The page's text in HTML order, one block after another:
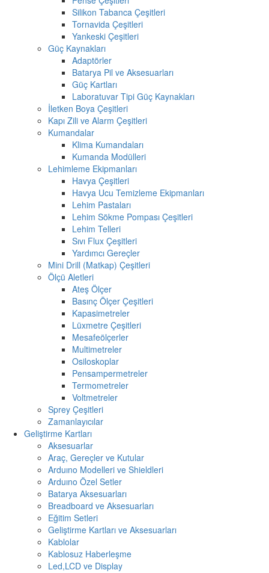
Silikon Tabanca Çeşitleri
Tornavida Çeşitleri
Yankeski Çeşitleri
Güç Kaynakları
Adaptörler
Batarya Pil ve Aksesuarları
Güç Kartları
Laboratuvar Tipi Güç Kaynakları
İletken Boya Çeşitleri
Kapı Zili ve Alarm Çeşitleri
Kumandalar
Klima Kumandaları
Kumanda Modülleri
Lehimleme Ekipmanları
Havya Çeşitleri
Havya Ucu Temizleme Ekipmanları
Lehim Pastaları
Lehim Sökme Pompası Çeşitleri
Lehim Telleri
Sıvı Flux Çeşitleri
Yardımcı Gereçler
Mini Drill (Matkap) Çeşitleri
Ölçü Aletleri
Ateş Ölçer
Basınç Ölçer Çeşitleri
Kapasimetreler
Lüxmetre Çeşitleri
Mesafeölçerler
Multimetreler
Osiloskoplar
Pensampermetreler
Termometreler
Voltmetreler
Sprey Çeşitleri
Zamanlayıcılar
Geliştirme Kartları
Aksesuarlar
Araç, Gereçler ve Kutular
Arduıno Modelleri ve Shieldleri
Arduıno Özel Setler
Batarya Aksesuarları
Breadboard ve Aksesuarları
Eğitim Setleri
Geliştirme Kartları ve Aksesuarları
Kablolar
Kablosuz Haberleşme
Led,LCD ve Display